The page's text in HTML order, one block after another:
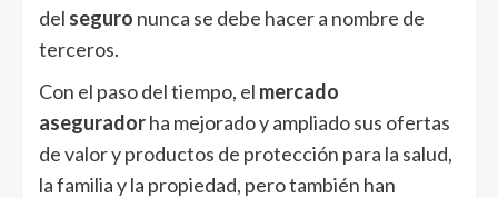
del seguro nunca se debe hacer a nombre de
terceros.
Con el paso del tiempo, el mercado
aseguradorha mejorado y ampliado sus ofertas
de valor y productos de protección para la salud,
la familia y la propiedad, pero también han